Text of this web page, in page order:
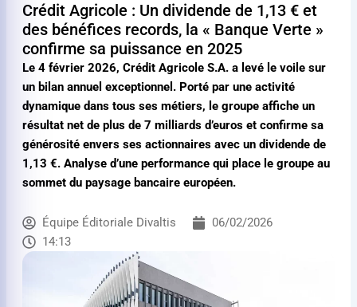
Crédit Agricole : Un dividende de 1,13 € et
des bénéfices records, la « Banque Verte »
confirme sa puissance en 2025
Le 4 février 2026, Crédit Agricole S.A. a levé le voile sur
un bilan annuel exceptionnel. Porté par une activité
dynamique dans tous ses métiers, le groupe affiche un
résultat net de plus de 7 milliards d’euros et confirme sa
générosité envers ses actionnaires avec un dividende de
1,13 €. Analyse d’une performance qui place le groupe au
sommet du paysage bancaire européen.
Équipe Éditoriale Divaltis
06/02/2026
14:13